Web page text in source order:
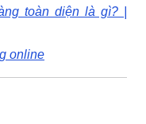
toàn diện là gì? |
online